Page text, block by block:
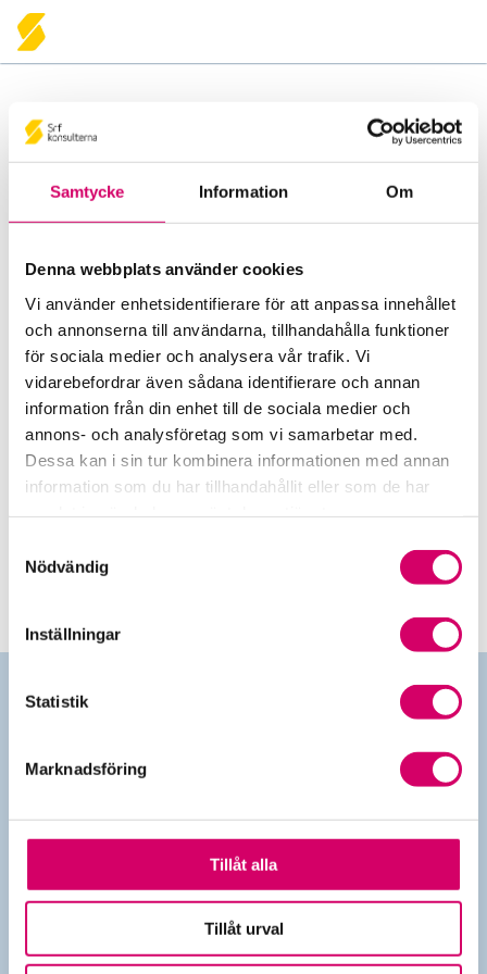
Samtycke Information Om
Denna webbplats använder cookies
Vi använder enhetsidentifierare för att anpassa innehållet
och annonserna till användarna, tillhandahålla funktioner
för sociala medier och analysera vår trafik. Vi
vidarebefordrar även sådana identifierare och annan
information från din enhet till de sociala medier och
annons- och analysföretag som vi samarbetar med.
Dessa kan i sin tur kombinera informationen med annan
information som du har tillhandahållit eller som de har
Nödvändig
Inställningar
Statistik
Marknadsföring
Tillåt alla
Tillåt urval
Penningtvätt
Din varukorg
Varukorgen är tom!
Våra andra webbplatser
Tidningen Konsulten
Läs tidningen Konsulten i datorn, på läsplattan och
i mobilen.
Srf Redovisning
Digitala versionen av boken Srf Redovisning.
info@srfkonsult.se